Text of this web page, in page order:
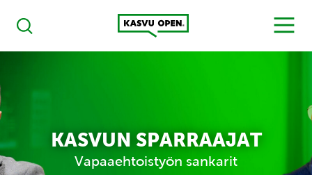
Haku
Kasvu Open
MENU
KASVUN SPARRAAJAT
Vapaaehtoistyön sankarit